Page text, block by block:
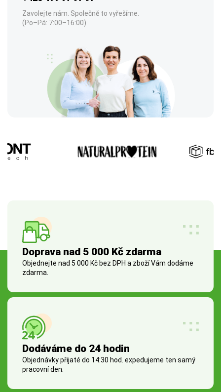
Zavolejte nám. Společně to vyřešíme.
(Po–Pá: 7:00–16:00)
Doprava nad 5 000 Kč zdarma
Objednejte nad 5 000 Kč bez DPH a zboží Vám dodáme
zdarma.
Dodáváme do 24 hodin
Objednávky přijaté do 14:30 hod. expedujeme ten samý
pracovní den.